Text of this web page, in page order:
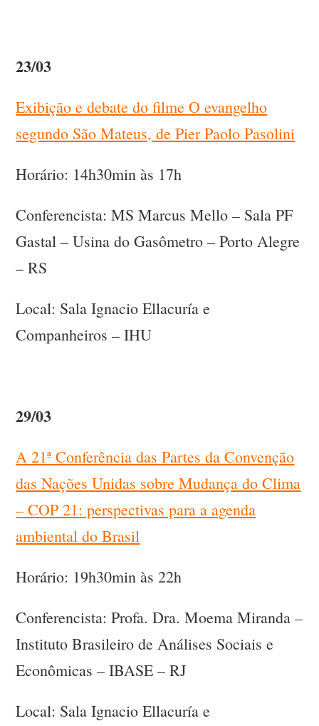
23/03
Exibição e debate do filme O evangelho
segundo São Mateus, de Pier Paolo Pasolini
Horário: 14h30min às 17h
Conferencista: MS Marcus Mello – Sala PF
Gastal – Usina do Gasômetro – Porto Alegre
– RS
Local: Sala Ignacio Ellacuría e
Companheiros – IHU
29/03
A 21ª Conferência das Partes da Convenção
das Nações Unidas sobre Mudança do Clima
– COP 21: perspectivas para a agenda
ambiental do Brasil
Horário: 19h30min às 22h
Conferencista: Profa. Dra. Moema Miranda –
Instituto Brasileiro de Análises Sociais e
Econômicas – IBASE – RJ
Local: Sala Ignacio Ellacuría e